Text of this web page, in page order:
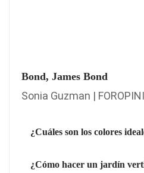
Bond, James Bond
Sonia Guzman |
¿Cuáles son los colores
¿Cómo hacer un jardín